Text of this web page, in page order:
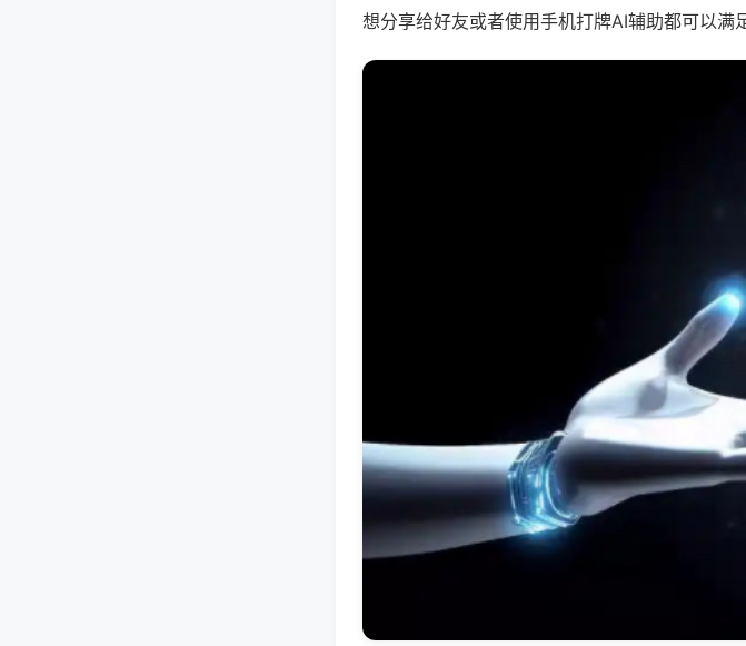
想分享给好友或者使用手机打牌AI辅助都可以满